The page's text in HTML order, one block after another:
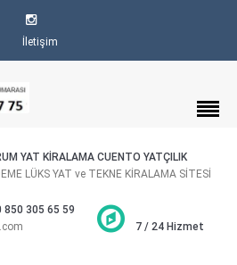
İletişim
YAT KİRALAMA CUENTO YATÇILIK
LÜKS YAT ve TEKNE KİRALAMA SİTESİ
850 305 65 59
7 / 24 Hizmet